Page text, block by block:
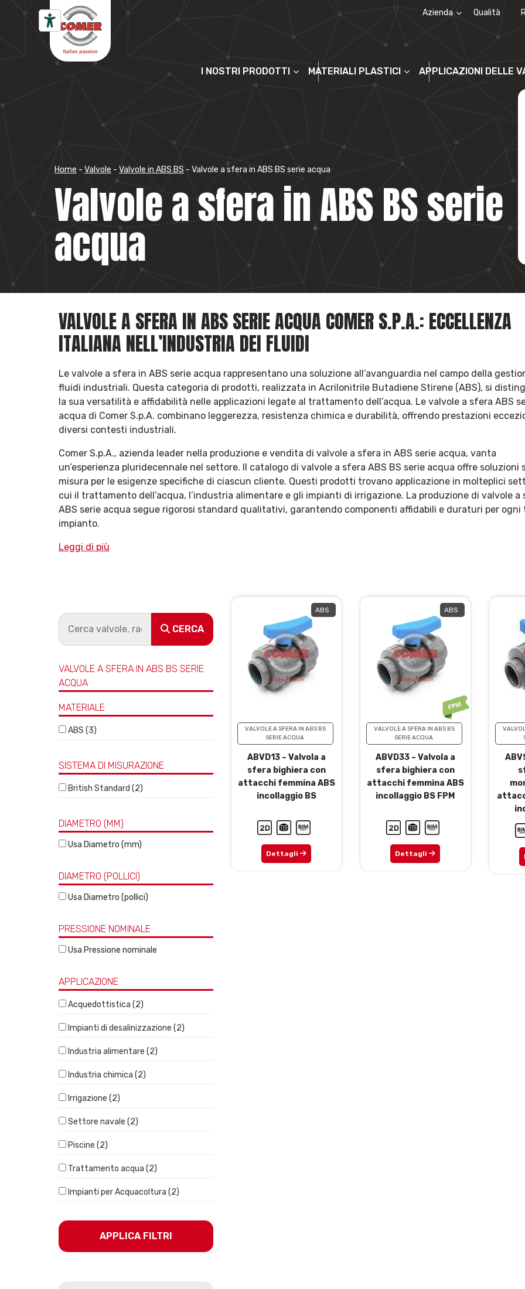
Vai al contenuto
Azienda
Chi siamo La storia
Qualità
I NOSTRI PRODOTTI MATERIALI PLASTICI APPLICAZIONI DELLE
Home- Valvole - Valvole in ABS BS - Valvole a sfera in ABS BS serie acqua
Valvole a sfera in ABS BS serie
acqua
VALVOLE A SFERA IN ABS SERIE ACQUA COMER S.P.A.: ECCELLENZA
ITALIANA NELL’INDUSTRIA DEI FLUIDI
Le valvole a sfera in ABS serie acqua rappresentano una soluzione all’avanguardia nel campo della
fluidi industriali. Questa categoria di prodotti, realizzata in Acrilonitrile Butadiene Stirene (ABS), si
la sua versatilità e affidabilità nelle applicazioni legate al trattamento dell’acqua. Le valvole a sfera ABS
acqua di Comer S.p.A. combinano leggerezza, resistenza chimica e durabilità, offrendo prestazioni
diversi contesti industriali.
Comer S.p.A., azienda leader nella produzione e vendita di valvole a sfera in ABS serie acqua, vanta
un’esperienza pluridecennale nel settore. Il catalogo di valvole a sfera ABS BS serie acqua offre soluzioni
misura per le esigenze specifiche di ciascun cliente. Questi prodotti trovano applicazione in molteplici
cui il trattamento dell’acqua, l’industria alimentare e gli impianti di irrigazione. La produzione di valvole a
ABS serie acqua segue rigorosi standard qualitativi, garantendo componenti affidabili e duraturi per ogni
impianto.
Leggi di più
CERCA
VALVOLE A SFERA IN ABS BS SERIE
ACQUA
MATERIALE
ABS (3)
SISTEMA DI MISURAZIONE
British Standard (2)
DIAMETRO (MM)
Usa Diametro (mm)
DIAMETRO (POLLICI)
Usa Diametro (pollici)
PRESSIONE NOMINALE
Usa Pressione nominale
APPLICAZIONE
Acquedottistica (2)
Impianti di desalinizzazione (2)
Industria alimentare (2)
Industria chimica (2)
Irrigazione (2)
Settore navale (2)
Piscine (2)
Trattamento acqua (2)
Impianti per Acquacoltura (2)
APPLICA FILTRI
ABS
VALVOLE A SFERA IN ABS BS
SERIE ACQUA
ABVD13 – Valvola a
sfera bighiera con
attacchi femmina ABS
incollaggio BS
Dettagli
ABS
VALVOLE A SFERA IN ABS BS
SERIE ACQUA
ABVD33 – Valvola a
sfera bighiera con
attacchi femmina ABS
incollaggio BS FPM
Dettagli